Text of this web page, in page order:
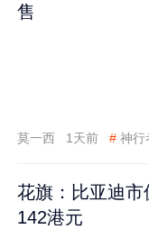
售
莫一西 1天前 # 神行
花旗：比亚迪
142港元